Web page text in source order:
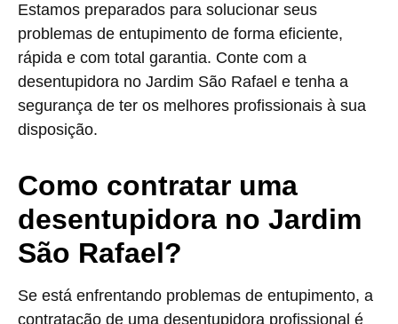
Estamos preparados para solucionar seus
problemas de entupimento de forma eficiente,
rápida e com total garantia. Conte com a
desentupidora no Jardim São Rafael e tenha a
segurança de ter os melhores profissionais à sua
disposição.
Como contratar uma
desentupidora no Jardim
São Rafael?
Se está enfrentando problemas de entupimento, a
contratação de uma desentupidora profissional é